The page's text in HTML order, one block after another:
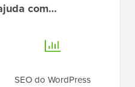
com…
SEO do WordPress